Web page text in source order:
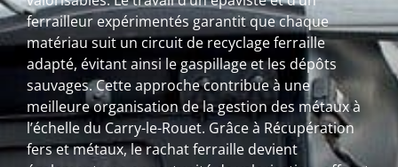
ferrailleur expérimentés garantit que chaque
matériau suit un circuit de recyclage ferraille
adapté, évitant ainsi le gaspillage et les dépôts
sauvages. Cette approche contribue à une
meilleure organisation de la gestion des métaux à
l’échelle du Carry-le-Rouet. Grâce à Récupération
fers et métaux, le rachat ferraille devient